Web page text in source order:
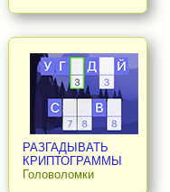
РАЗГАДЫВАТЬ
КРИПТОГРАММЫ
Головоломки